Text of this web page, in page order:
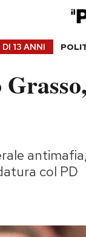
DI 13 ANNI
col PD